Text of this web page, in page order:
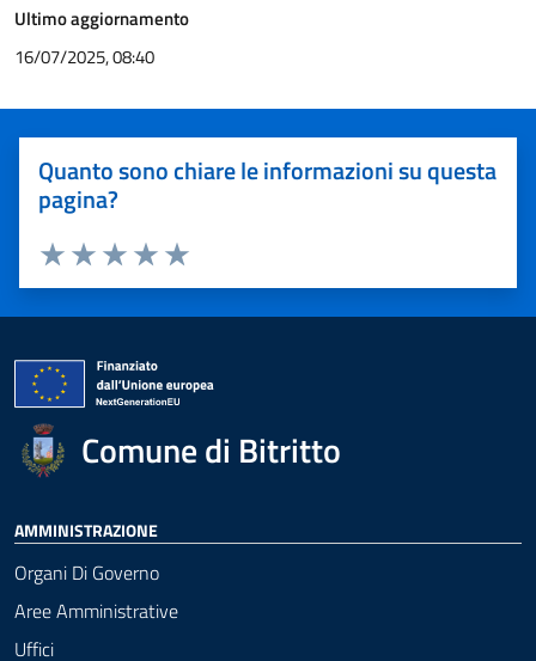
Ultimo aggiornamento
16/07/2025, 08:40
Quanto sono chiare le informazioni su questa
pagina?
Valuta 5 stelle su 5
Valuta 4 stelle su 5
Valuta 3 stelle su 5
Valuta 2 stelle su 5
Valuta 1 stelle su 5
Comune di Bitritto
AMMINISTRAZIONE
Organi Di Governo
Aree Amministrative
Uffici